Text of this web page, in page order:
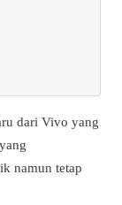
dari Vivo yang
namun tetap